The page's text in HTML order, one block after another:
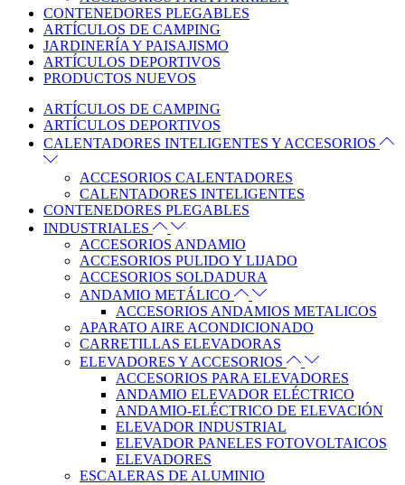
CONTENEDORES PLEGABLES
ARTÍCULOS DE CAMPING
JARDINERÍA Y PAISAJISMO
ARTÍCULOS DEPORTIVOS
PRODUCTOS NUEVOS
ARTÍCULOS DE CAMPING
ARTÍCULOS DEPORTIVOS
CALENTADORES INTELIGENTES Y ACCESORIOS
ACCESORIOS CALENTADORES
CALENTADORES INTELIGENTES
CONTENEDORES PLEGABLES
INDUSTRIALES
ACCESORIOS ANDAMIO
ACCESORIOS PULIDO Y LIJADO
ACCESORIOS SOLDADURA
ANDAMIO METÁLICO
ACCESORIOS ANDAMIOS METALICOS
APARATO AIRE ACONDICIONADO
CARRETILLAS ELEVADORAS
ELEVADORES Y ACCESORIOS
ACCESORIOS PARA ELEVADORES
ANDAMIO ELEVADOR ELÉCTRICO
ANDAMIO-ELÉCTRICO DE ELEVACIÓN
ELEVADOR INDUSTRIAL
ELEVADOR PANELES FOTOVOLTAICOS
ELEVADORES
ESCALERAS DE ALUMINIO